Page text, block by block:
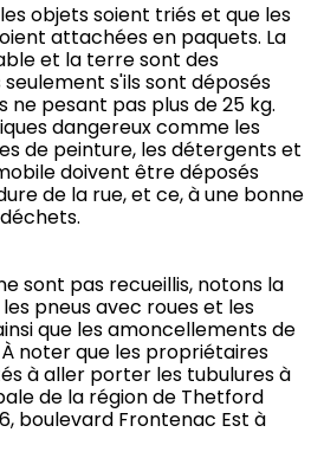
objets soient triés et que les
attachées en paquets. La
et la terre sont des
s'ils sont déposés
pesant pas plus de 25 kg.
dangereux comme les
de peinture, les détergents et
doivent être déposés
de la rue, et ce, à une bonne
sont pas recueillis, notons la
pneus avec roues et les
que les amoncellements de
noter que les propriétaires
à aller porter les tubulures à
de la région de Thetford
boulevard Frontenac Est à